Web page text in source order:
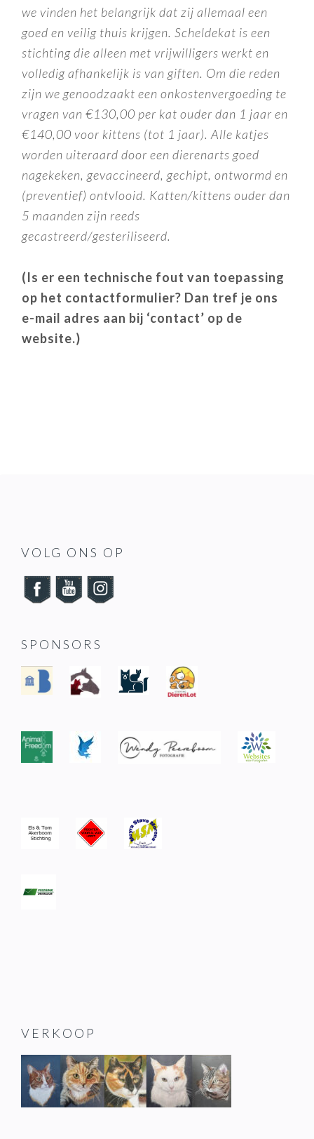
we vinden het belangrijk dat zij allemaal een
goed en veilig thuis krijgen. Scheldekat is een
stichting die alleen met vrijwilligers werkt en
volledig afhankelijk is van giften. Om die reden
zijn we genoodzaakt een onkostenvergoeding te
vragen van €130,00 per kat ouder dan 1 jaar en
€140,00 voor kittens (tot 1 jaar). Alle katjes
worden uiteraard door een dierenarts goed
nagekeken, gevaccineerd, gechipt, ontwormd en
(preventief) ontvlooid. Katten/kittens ouder dan
5 maanden zijn reeds
gecastreerd/gesteriliseerd.
(Is er een technische fout van toepassing
op het contactformulier? Dan tref je ons
e-mail adres aan bij ‘contact’ op de
website.)
FOOTER
VOLG ONS OP
SPONSORS
VERKOOP